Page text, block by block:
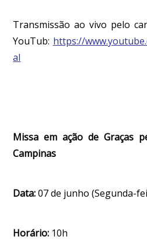
Transmissão ao vivo pelo
YouTub: https://
al
Missa em ação de Graças
Campinas
Data:07 de junho (Segunda-
Horário: 10h